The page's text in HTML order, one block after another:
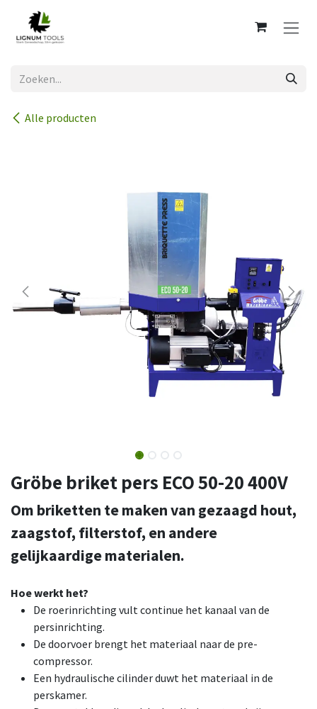
Overslaan naar inhoud
Alle producten
Gröbe briket pers ECO 50-20 400V
Om briketten te maken van gezaagd hout,
zaagstof, filterstof, en andere
gelijkaardige materialen.
Hoe werkt het?
De roerinrichting vult continue het kanaal van de
persinrichting.
De doorvoer brengt het materiaal naar de pre-
compressor.
Een hydraulische cilinder duwt het materiaal in de
perskamer.